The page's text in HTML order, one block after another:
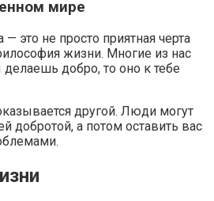
мире
это не просто приятная черта
жизни. Многие из нас
делаешь добро, то оно к тебе
другой. Люди могут
добротой, а потом оставить вас